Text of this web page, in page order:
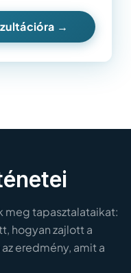
→
meg tapasztalataikat:
hogyan zajlott a
eredmény, amit a